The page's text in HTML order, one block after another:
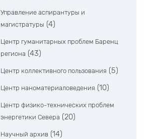
Управление аспирантуры и
магистратуры (4)
Центр гуманитарных проблем Баренц
региона (43)
Центр коллективного пользования (5)
Центр наноматериаловедения (10)
Центр физико-технических проблем
энергетики Севера (20)
Научный архив (14)